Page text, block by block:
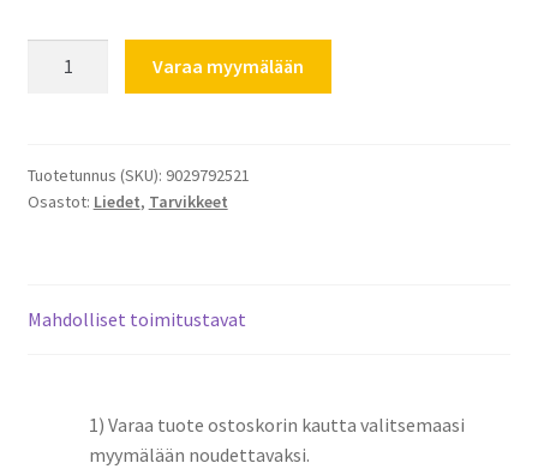
ja
mikron
Varaa myymälään
Tuotetunnus (SKU): 9029792521
Osastot: Liedet, Tarvikkeet
Mahdolliset toimitustavat
1) Varaa tuote ostoskorin kautta valitsemaasi
myymälään noudettavaksi.